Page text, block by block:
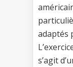
adaptés
s’agit